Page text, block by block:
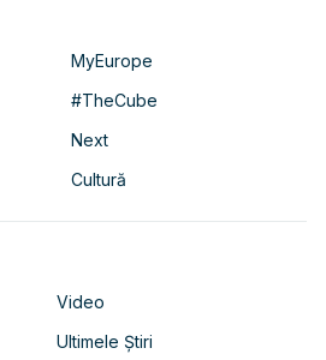
MyEurope
#TheCube
Next
Cultură
Video
Ultimele Știri